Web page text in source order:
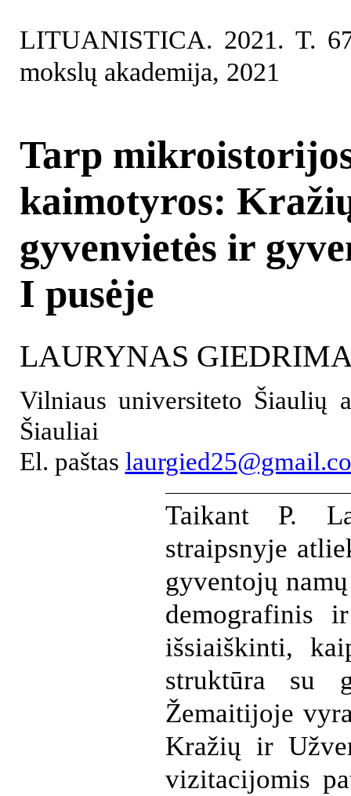
LITUANISTICA. 2021. T.
mokslų akademija, 2021
Tarp
kaimotyros:
gyvenvietės ir
I pusėje
LAURYNAS
Vilniaus universiteto Šiaulių
Šiauliai
El. paštas
Taikant P.
straipsnyje
gyventojų
demografinis
išsiaiškinti,
struktūra su
Žemaitijoje
Kražių ir
vizitacijomis